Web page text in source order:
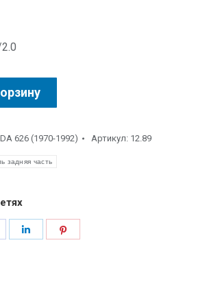
626 (1970-1992) Артикул: 12.89
задняя часть